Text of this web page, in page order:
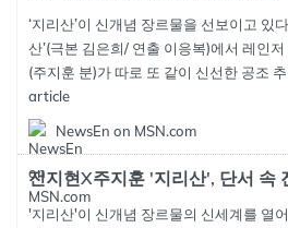
‘지리산’이 신개념 장르물을 선보이고 있
산’(극본 김은희/ 연출 이응복)에서 레인
(주지훈 분)가 따로 또 같이 신선한 공조
article
NewsEn on MSN.com
전지현X주지훈 '지리산', 단서 속
'지리산'이 신개념 장르물의 신세계를 열